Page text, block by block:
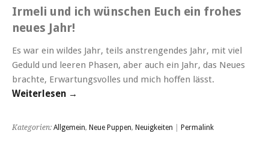
Irmeli und ich wünschen Euch ein frohes
neues Jahr!
Es war ein wildes Jahr, teils anstrengendes Jahr, mit viel
Geduld und leeren Phasen, aber auch ein Jahr, das Neues
brachte, Erwartungsvolles und mich hoffen lässt.
Weiterlesen →
Kategorien: Allgemein, Neue Puppen, Neuigkeiten Permalink